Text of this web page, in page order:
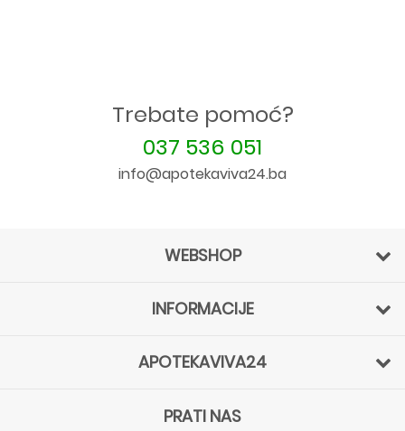
Trebate pomoć?
037 536 051
info@apotekaviva24.ba
WEBSHOP
INFORMACIJE
APOTEKAVIVA24
PRATI NAS